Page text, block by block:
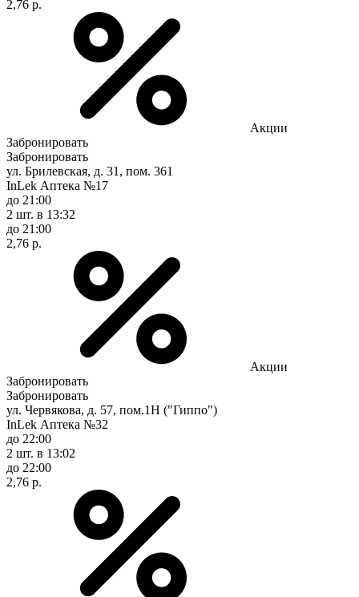
2,76 р.
Акции
Забронировать
Забронировать
ул. Брилевская, д. 31, пом. 361
InLek Аптека №17
до 21:00
2 шт. в 13:32
до 21:00
2,76 р.
Акции
Забронировать
Забронировать
ул. Червякова, д. 57, пом.1Н ("Гиппо")
InLek Аптека №32
до 22:00
2 шт. в 13:02
до 22:00
2,76 р.